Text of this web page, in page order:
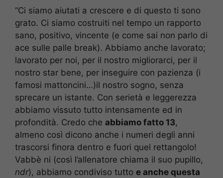
“Ci siamo aiutati a crescere e di questo ti sono
grato. Ci siamo costruiti nel tempo un rapporto
sano, positivo, vincente (e come sai non parlo di
ace sulle palle break). Abbiamo anche lavorato;
lavorato per noi, per il nostro migliorarci, per il
nostro star bene, per inseguire con pazienza (i
famosi mattoncini…)il nostro sogno, senza
sprecare un istante. Con serietà e leggerezza
abbiamo vissuto tutto intensamente ed in
profondità. Credo che abbiamo fatto 13,
almeno così dicono anche i numeri degli anni
trascorsi finora dentro e fuori quel rettangolo!
Vabbè ni (così l’allenatore chiama il suo pupillo,
ndr), abbiamo condiviso tutto e anche questa